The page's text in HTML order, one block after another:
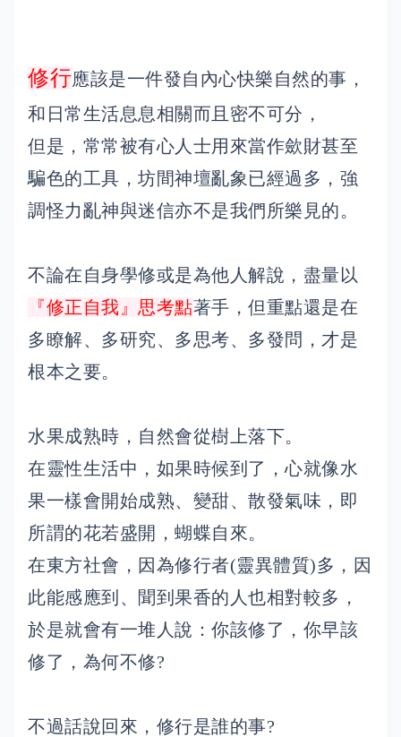
修行應該是一件發自內心快樂自然的事，
和日常生活息息相關而且密不可分，
但是，常常被有心人士用來當作歛財甚至
騙色的工具，坊間神壇亂象已經過多，強
調怪力亂神與迷信亦不是我們所樂見的。
不論在自身學修或是為他人解說，盡量以
『修正自我』思考點著手，但重點還是在
多瞭解、多研究、多思考、多發問，才是
根本之要。
水果成熟時，自然會從樹上落下。
在靈性生活中，如果時候到了，心就像水
果一樣會開始成熟、變甜、散發氣味，即
所謂的花若盛開，蝴蝶自來。
在東方社會，因為修行者(靈異體質)多，因
此能感應到、聞到果香的人也相對較多，
於是就會有一堆人說：你該修了，你早該
修了，為何不修?
不過話說回來，修行是誰的事?